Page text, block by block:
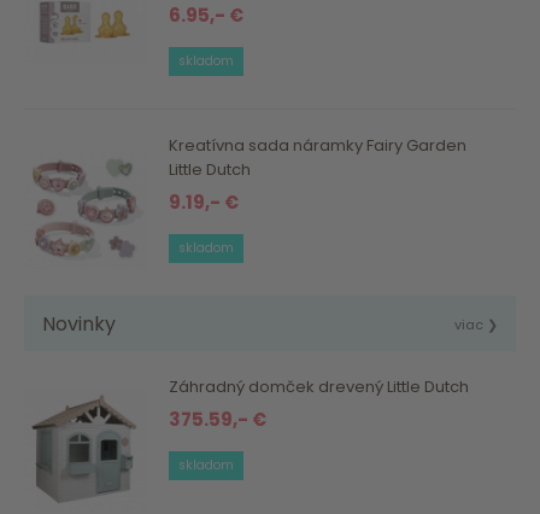
6.95,- €
skladom
Kreatívna sada náramky Fairy Garden
Little Dutch
9.19,- €
skladom
Novinky viac ❯
Záhradný domček drevený Little Dutch
375.59,- €
skladom